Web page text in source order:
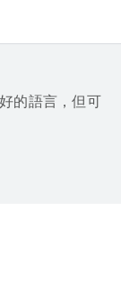
的語言，但可